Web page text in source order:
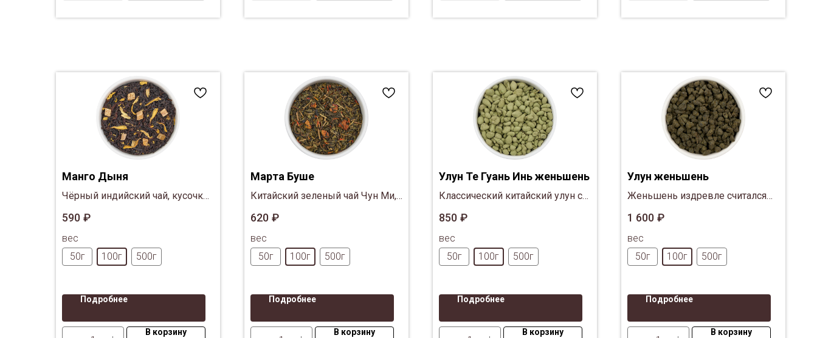
Манго Дыня
Чёрный индийский чай, кусочки
подсолнечника
590 ₽
вес
50г
100г 500г
Подробнее
В корзину
Марта Буше
Китайский зеленый чай Чун Ми,
Сафлора
620 ₽
вес
50г
100г 500г
Подробнее
В корзину
Улун Те Гуань Инь женьшень
Классический китайский улун с
из провинции Фуцзянь.
850 ₽
вес
50г
100г 500г
Подробнее
В корзину
Улун женьшень
Женьшень издревле считался
молодости и долголетия.
1 600 ₽
вес
50г
100г 500г
Подробнее
В корзину